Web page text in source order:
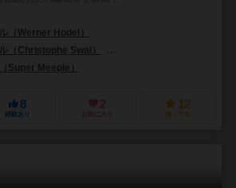
（Werner Hodel）
（Christophe Swal）
Super Meeple）
8
経験あり
2
お気に入り
12
持ってる